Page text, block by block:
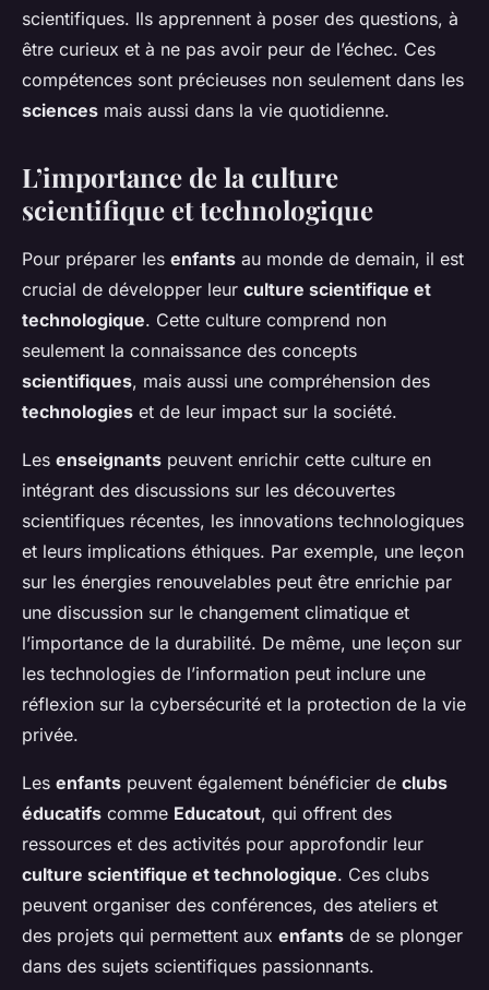
scientifiques. Ils apprennent à poser des questions, à
être curieux et à ne pas avoir peur de l’échec. Ces
compétences sont précieuses non seulement dans les
sciences mais aussi dans la vie quotidienne.
L’importance de la culture
scientifique et technologique
Pour préparer les enfants au monde de demain, il est
crucial de développer leur culture scientifique et
technologique. Cette culture comprend non
seulement la connaissance des concepts
scientifiques, mais aussi une compréhension des
technologies et de leur impact sur la société.
Les enseignants peuvent enrichir cette culture en
intégrant des discussions sur les découvertes
scientifiques récentes, les innovations technologiques
et leurs implications éthiques. Par exemple, une leçon
sur les énergies renouvelables peut être enrichie par
une discussion sur le changement climatique et
l’importance de la durabilité. De même, une leçon sur
les technologies de l’information peut inclure une
réflexion sur la cybersécurité et la protection de la vie
privée.
Les enfants peuvent également bénéficier de clubs
éducatifs comme Educatout, qui offrent des
ressources et des activités pour approfondir leur
culture scientifique et technologique. Ces clubs
peuvent organiser des conférences, des ateliers et
des projets qui permettent aux enfants de se plonger
dans des sujets scientifiques passionnants.